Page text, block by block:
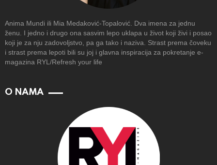
Anima Mundi ili Mia Medaković-Topalović. Dva imena za jednu
ženu. I jedno i drugo ona sasvim lepo uklapa u život koji živi i posao
koji je za nju zadovoljstvo, pa ga tako i naziva. Strast prema čoveku
i strast prema lepoti bili su joj i glavna inspiracija za pokretanje e-
magazina RYL/Refresh your life
O NAMA